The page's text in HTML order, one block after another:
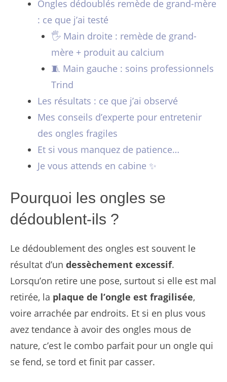
Ongles dédoublés remède de grand-mère
: ce que j’ai testé
🖐️ Main droite : remède de grand-
mère + produit au calcium
🧵 Main gauche : soins professionnels
Trind
Les résultats : ce que j’ai observé
Mes conseils d’experte pour entretenir
des ongles fragiles
Et si vous manquez de patience…
Je vous attends en cabine ✨
Pourquoi les ongles se
dédoublent-ils ?
Le dédoublement des ongles est souvent le
résultat d’un dessèchement excessif.
Lorsqu’on retire une pose, surtout si elle est mal
retirée, la plaque de l’ongle est fragilisée,
voire arrachée par endroits. Et si en plus vous
avez tendance à avoir des ongles mous de
nature, c’est le combo parfait pour un ongle qui
se fend, se tord et finit par casser.